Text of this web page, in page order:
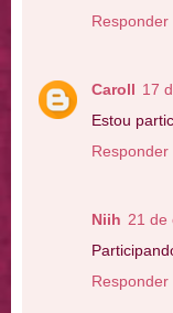
Responder
Caroll 17
Estou
Responder
Niih 21 de
Responder